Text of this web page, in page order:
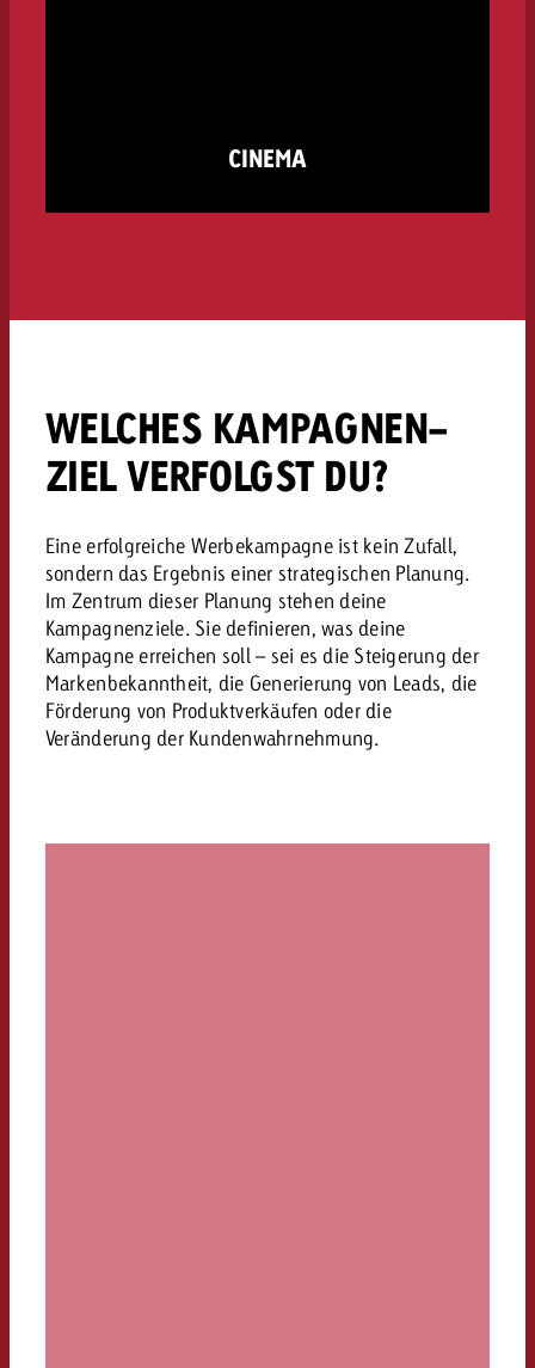
CINEMA
WELCHES KAMPAGNEN-
ZIEL VERFOLGST DU?
Eine erfolgreiche Werbekampagne ist kein Zufall,
sondern das Ergebnis einer strategischen Planung.
Im Zentrum dieser Planung stehen deine
Kampagnenziele. Sie definieren, was deine
Kampagne erreichen soll – sei es die Steigerung der
Markenbekanntheit, die Generierung von Leads, die
Förderung von Produktverkäufen oder die
Veränderung der Kundenwahrnehmung.